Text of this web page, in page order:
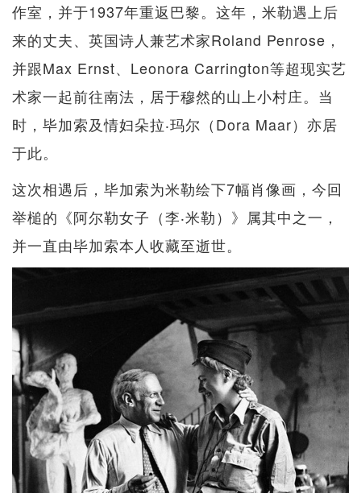
作室，并于1937年重返巴黎。这年，米勒遇上后
来的丈夫、英国诗人兼艺术家Roland Penrose，
并跟Max Ernst、Leonora Carrington等超现实艺
术家一起前往南法，居于穆然的山上小村庄。当
时，毕加索及情妇朵拉‧玛尔（Dora Maar）亦居
于此。
这次相遇后，毕加索为米勒绘下7幅肖像画，今回
举槌的《阿尔勒女子（李‧米勒）》属其中之一，
并一直由毕加索本人收藏至逝世。